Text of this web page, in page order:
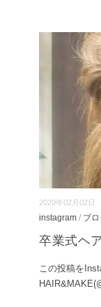
2020年02月02日
instagram / ブ
卒業式ヘ
この投稿を